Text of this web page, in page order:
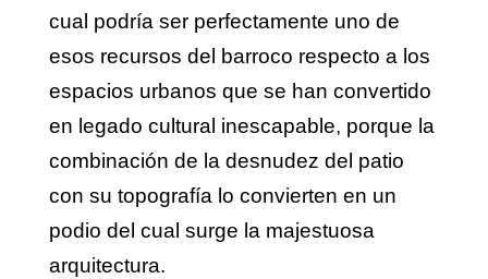
cual podría ser perfectamente uno de
esos recursos del barroco respecto a los
espacios urbanos que se han convertido
en legado cultural inescapable, porque la
combinación de la desnudez del patio
con su topografía lo convierten en un
podio del cual surge la majestuosa
arquitectura.